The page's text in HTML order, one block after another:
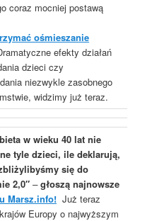
coraz mocniej postawą
ośmieszanie
efekty działań
dzieci czy
niezwykle zasobnego
widzimy już teraz.
w wieku 40 lat nie
tyle dzieci, ile deklarują,
się do
2,0″–głoszą najnowsze
Marsz.info! Już teraz
Europy o najwyższym